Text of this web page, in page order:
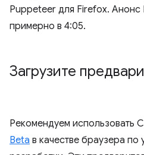
Puppeteer для Firefox. Анонс
примерно в 4:05.
Загрузите
Рекомендуем использовать
Beta в качестве браузера